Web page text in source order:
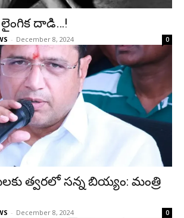
లైంగిక దాడి…!
- December 8, 2024 0
త్వరలో సన్న బియ్యం: మంత్రి
- December 8, 2024 0